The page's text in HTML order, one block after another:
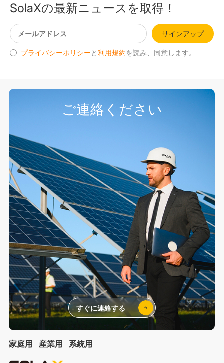
SolaXの最新ニュースを取得！
サインアップ
プライバシーポリシーと利用規約を読み、同意します。
家庭用 産業用 系統用
ご連絡ください
すぐに連絡する